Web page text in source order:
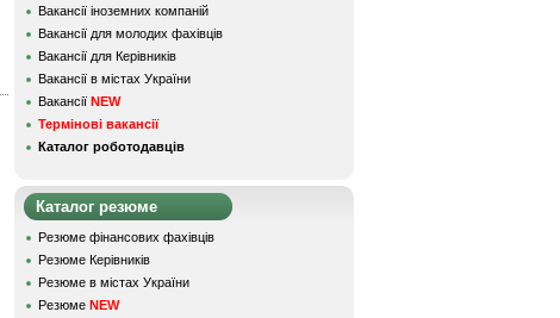
Вакансії іноземних компаній
Вакансії для молодих фахівців
Вакансії для Керівників
Вакансії в містах України
Вакансії NEW
Термінові вакансії
Каталог роботодавців
Каталог резюме
Резюме фінансових фахівців
Резюме Керівників
Резюме в містах України
Резюме NEW